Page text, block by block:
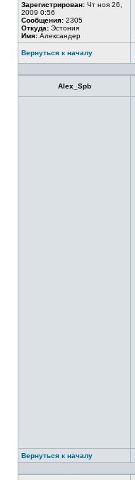
Зарегистрирован: Чт ноя 26,
2009 0:56
Сообщения: 2305
Откуда: Эстония
Имя: Александер
Вернуться к началу
Alex_Spb
Вернуться к началу